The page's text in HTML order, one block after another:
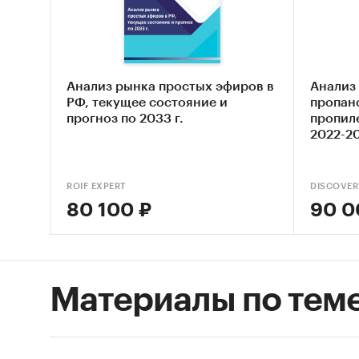
-
-
-
-
-
- Н-
-
Анализ рынка простых эфиров в
РФ, текущее состояние и
прогноз по 2033 г.
ROIF EXPERT
80 100 ₽
Анализ
2022-
90
Материалы по